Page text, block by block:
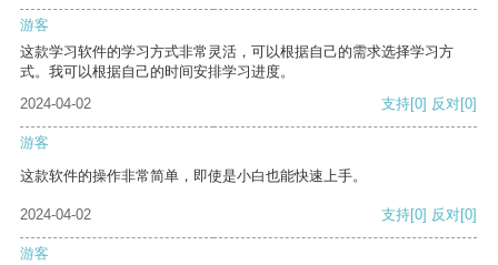
游客
这款学习软件的学习方式非常灵活，可以根据自己的需求选择学习方
式。我可以根据自己的时间安排学习进度。
2024-04-02
支持[0] 反对[0]
游客
这款软件的操作非常简单，即使是小白也能快速上手。
2024-04-02 支持[0] 反对[0]
游客